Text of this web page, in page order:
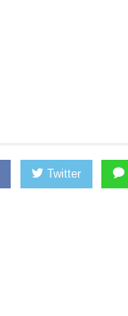
Twitter